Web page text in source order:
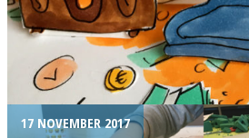
17 NOVEMBER 2017